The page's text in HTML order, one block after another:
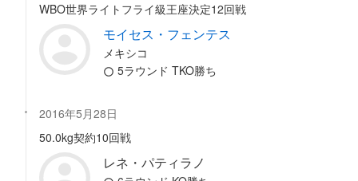
WBO世界ライトフライ級王座決定12回戦
モイセス・フェンテス
メキシコ
5ラウンド TKO勝ち
2016年5月28日
50.0kg契約10回戦
レネ・パティラノ